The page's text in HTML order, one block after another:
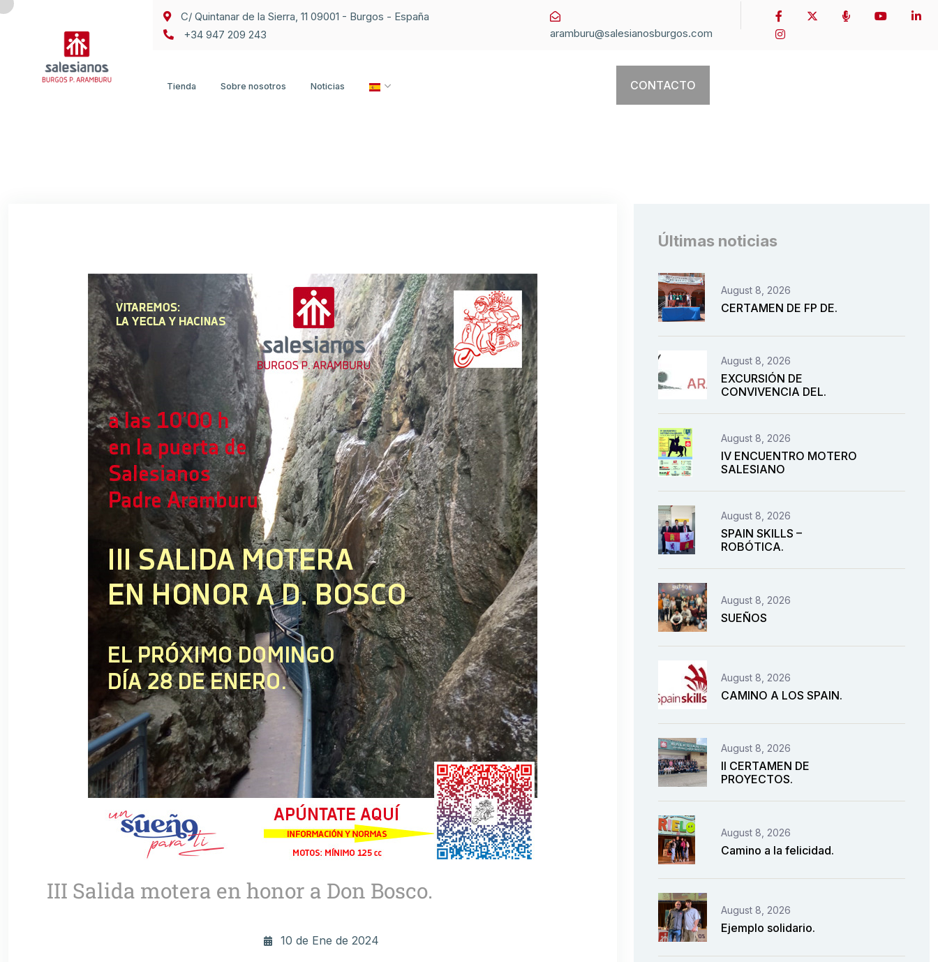
C/ Quintanar de la Sierra, 11 09001 - Burgos - España
+34 947 209 243
aramburu@salesianosburgos.com
Tienda Sobre nosotros Noticias CONTACTO
III Salida motera en honor a Don Bosco.
10 de Ene de 2024
Últimas noticias
August 8, 2026
CERTAMEN DE FP DE.
August 8, 2026
EXCURSIÓN DE
CONVIVENCIA DEL.
August 8, 2026
IV ENCUENTRO MOTERO
SALESIANO
August 8, 2026
SPAIN SKILLS –
ROBÓTICA.
August 8, 2026
SUEÑOS
August 8, 2026
CAMINO A LOS SPAIN.
August 8, 2026
II CERTAMEN DE
PROYECTOS.
August 8, 2026
Camino a la felicidad.
August 8, 2026
Ejemplo solidario.